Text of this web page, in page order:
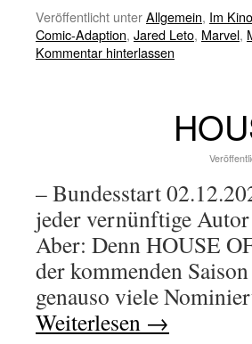
Veröffentlicht unterAllgemein, Im
Comic-Adaption, Jared Leto, Marvel,
Kommentar hinterlassen
– Bundesstart
jeder vernünftige
Aber: Denn HOUSE
der kommenden
genauso viele
Weiterlesen →